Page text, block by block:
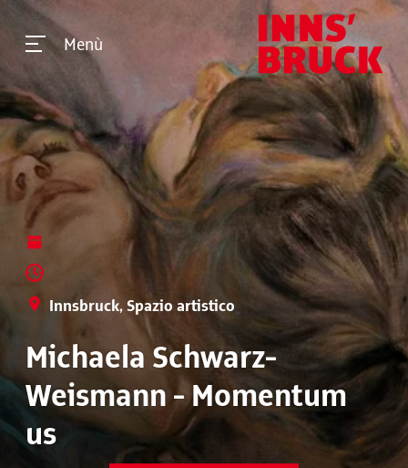
Menù
Innsbruck, Spazio artistico
Michaela Schwarz-
Weismann - Momentum
us